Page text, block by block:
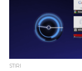
STIRI